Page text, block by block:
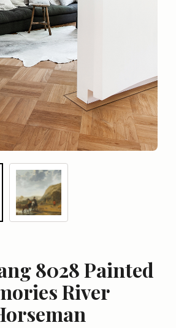
8028 Painted
River